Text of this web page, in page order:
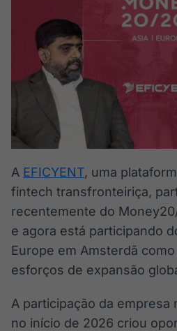
A EFICYENT, uma
fintech transfronteiriça,
recentemente do
e agora está participando
Europe em Amsterdã
esforços de expansão
A participação da empresa
no início de 2026 criou